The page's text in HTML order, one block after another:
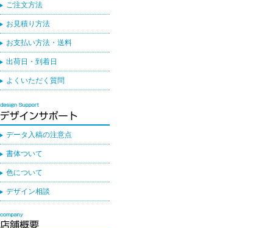
ご注文方法
お見積り方法
お支払い方法・送料
出荷日・到着日
よくいただく質問
データ入稿の注意点
書体ついて
色について
デザイン相談